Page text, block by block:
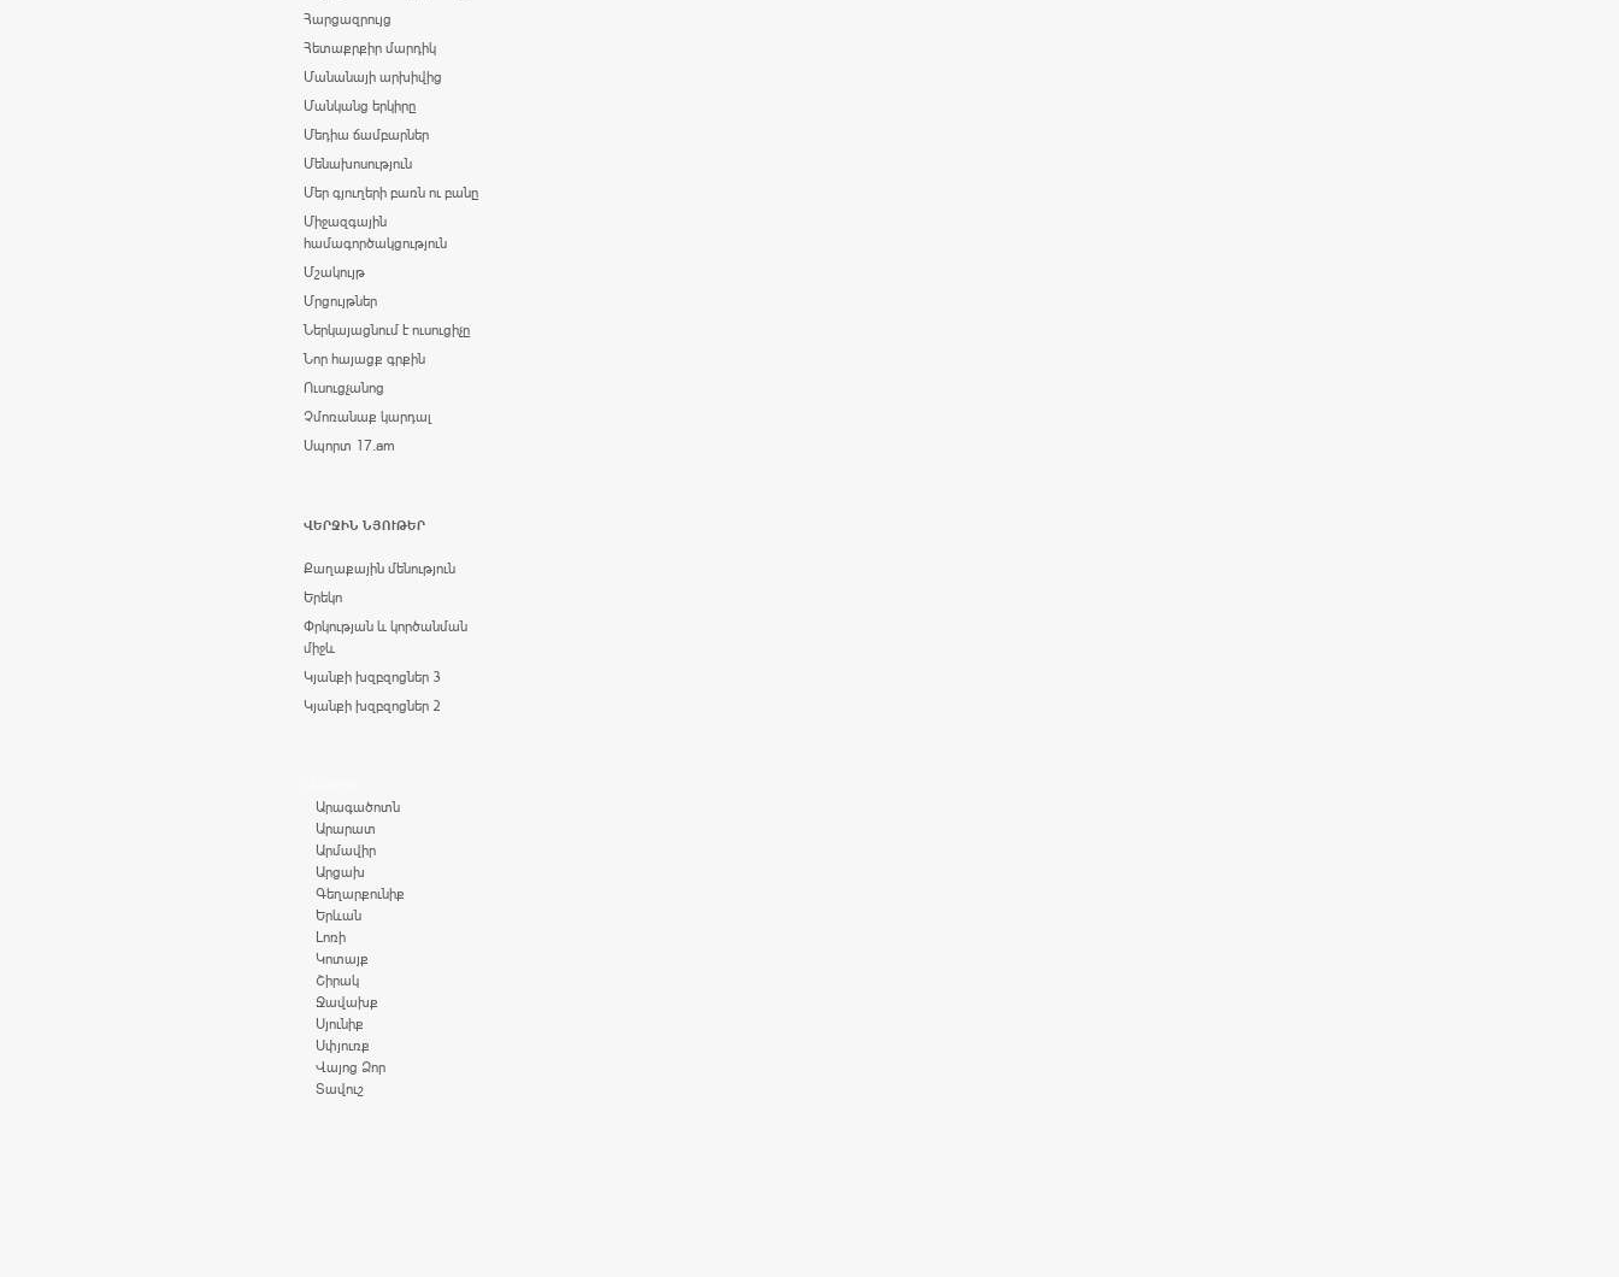
Հարցազրույց
Հետաքրքիր մարդիկ
Մանանայի արխիվից
Մանկանց երկիրը
Մեդիա ճամբարներ
Մենախոսություն
Մեր գյուղերի բառն ու բանը
Միջազգային
համագործակցություն
Մշակույթ
Մրցույթներ
Ներկայացնում է ուսուցիչը
Նոր հայացք գրքին
Ուսուցչանոց
Չմոռանաք կարդալ
Սպորտ 17.am
ՎԵՐՋԻՆ ՆՅՈՒԹԵՐ
Քաղաքային մենություն
Երեկո
Փրկության և կործանման
միջև
Կյանքի խզբզոցներ 3
Կյանքի խզբզոցներ 2
Արագածոտն
Արարատ
Արմավիր
Արցախ
Գեղարքունիք
Երևան
Լոռի
Կոտայք
Շիրակ
Ջավախք
Սյունիք
Սփյուռք
Վայոց Ձոր
Տավուշ